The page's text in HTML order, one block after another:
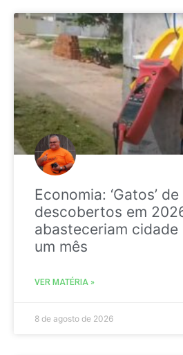
Economia: ‘Gatos’
descobertos em
abasteceriam
um mês
VER MATÉRIA »
8 de agosto de 2026